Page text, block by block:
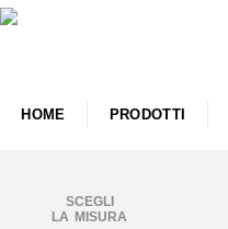
HOME PRODOTTI
SCEGLI
LA MISURA